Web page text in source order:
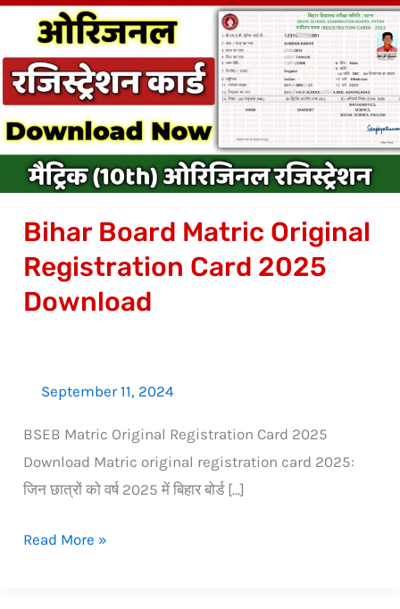
Bihar Board Matric Original
Registration Card 2025
Download
September 11, 2024
BSEB Matric Original Registration Card 2025
Download Matric original registration card 2025:
जिन छात्रों को वर्ष 2025 में बिहार बोर्ड […]
Board
Matric
Original
Registration
Card
2025
Download
Read More »